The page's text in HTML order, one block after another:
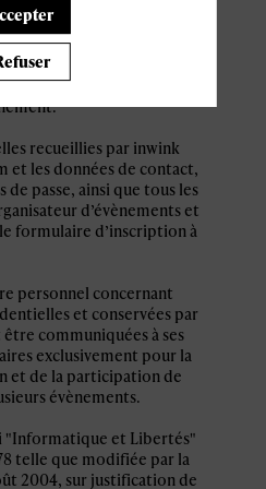
permettre à
à un évènement,
évènement, et de consulter
à l’organisation pratique
recueillies par inwink
et les données de contact,
passe, ainsi que tous les
d’évènements et
formulaire d’inscription à
personnel concernant
et conservées par
communiquées à ses
exclusivement pour la
et de la participation de
évènements.
"Informatique et Libertés"
telle que modifiée par la
2004, sur justification de